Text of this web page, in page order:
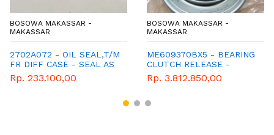
BOSOWA MAKASSAR -
MAKASSAR
2702A072 - OIL SEAL,T/M
FR DIFF CASE - SEAL AS
RODA DALAM TRANSMISI
- MITSUBISHI - GENUINE
Rp. 233.100,00
BOSOWA MAKASSAR -
MAKASSAR
ME609370BX5 - BEARING
CLUTCH RELEASE -
LAHAR KOPLING - LAHAR
PENINDIS - MITSUBISHI -
COLT DIESEL PS125
Rp. 3.812.850,00